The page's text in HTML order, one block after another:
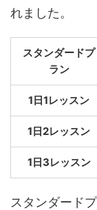
れました。
スタンダードプ
ラン
1日1レッスン
1日2レッスン
1日3レッスン
スタンダード